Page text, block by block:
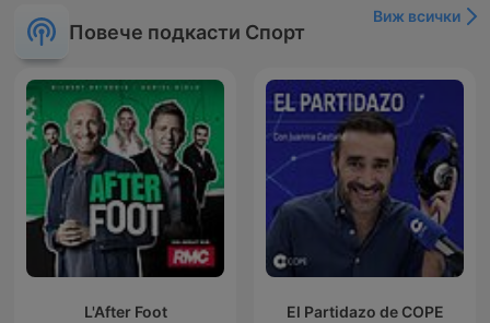
Повече подкасти Спорт
Виж всички
L'After Foot El Partidazo de COPE